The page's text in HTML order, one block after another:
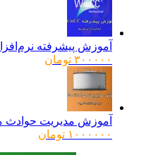
آموزش پیشرفته نرم‌افزار Wincc به صورت تصویری
۳۰۰۰۰۰ تومان
آموزش مدیریت حوادث
۱۰۰۰۰۰۰ تومان